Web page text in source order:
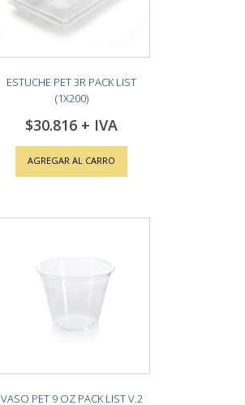
ESTUCHE PET 3R PACK LIST
(1X200)
$30.816
AGREGAR AL CARRO
VASO PET 9 OZ PACK LIST V.2